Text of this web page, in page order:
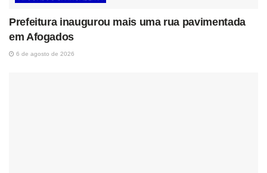
Prefeitura inaugurou mais uma rua pavimentada
em Afogados
6 de agosto de 2026